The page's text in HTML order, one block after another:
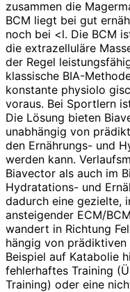
zusammen die
BCM liegt bei gut
noch bei <l. Die BCM
die extrazelluläre
der Regel
klassische BIA-
konstante physiolo
voraus. Bei Sportlern
Die Lösung bieten
unabhängig von
den Ernährungs- und
werden kann.
Biavector als auch im
Hydratations- und
dadurch eine gezielte,
ansteigender ECM/
wandert in Richtung
hängig von
Beispiel auf Katabolie
fehlerhaftes Training
Training) oder eine